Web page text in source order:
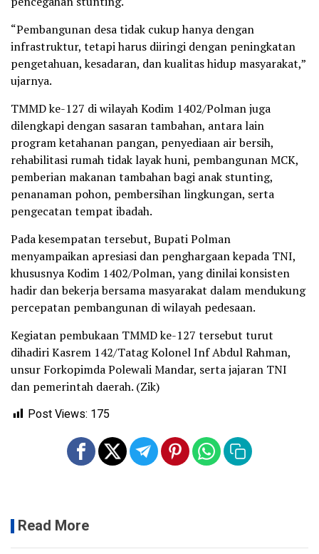
“Pembangunan desa tidak cukup hanya dengan
infrastruktur, tetapi harus diiringi dengan peningkatan
pengetahuan, kesadaran, dan kualitas hidup masyarakat,”
ujarnya.
TMMD ke-127 di wilayah Kodim 1402/Polman juga
dilengkapi dengan sasaran tambahan, antara lain
program ketahanan pangan, penyediaan air bersih,
rehabilitasi rumah tidak layak huni, pembangunan MCK,
pemberian makanan tambahan bagi anak stunting,
penanaman pohon, pembersihan lingkungan, serta
pengecatan tempat ibadah.
Pada kesempatan tersebut, Bupati Polman
menyampaikan apresiasi dan penghargaan kepada TNI,
khususnya Kodim 1402/Polman, yang dinilai konsisten
hadir dan bekerja bersama masyarakat dalam mendukung
percepatan pembangunan di wilayah pedesaan.
Kegiatan pembukaan TMMD ke-127 tersebut turut
dihadiri Kasrem 142/Tatag Kolonel Inf Abdul Rahman,
unsur Forkopimda Polewali Mandar, serta jajaran TNI
dan pemerintah daerah. (Zik)
Post Views: 175
Read More